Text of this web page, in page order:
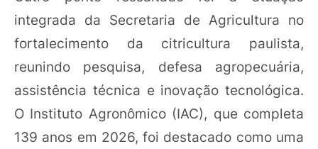
integrada da Secretaria de Agricultura no
fortalecimento da citricultura paulista,
reunindo pesquisa, defesa agropecuária,
assistência técnica e inovação tecnológica.
O Instituto Agronômico (IAC), que completa
139 anos em 2026, foi destacado como uma